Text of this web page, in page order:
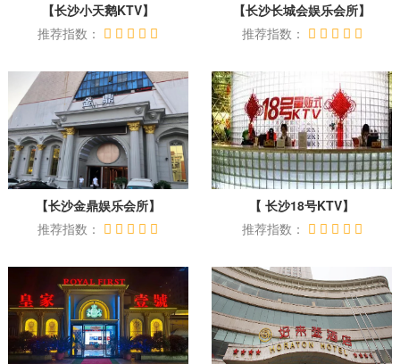
【长沙小天鹅KTV】
推荐指数：
【长沙长城会娱乐会所】
推荐指数：
【长沙金鼎娱乐会所】
推荐指数：
【 长沙18号KTV】
推荐指数：